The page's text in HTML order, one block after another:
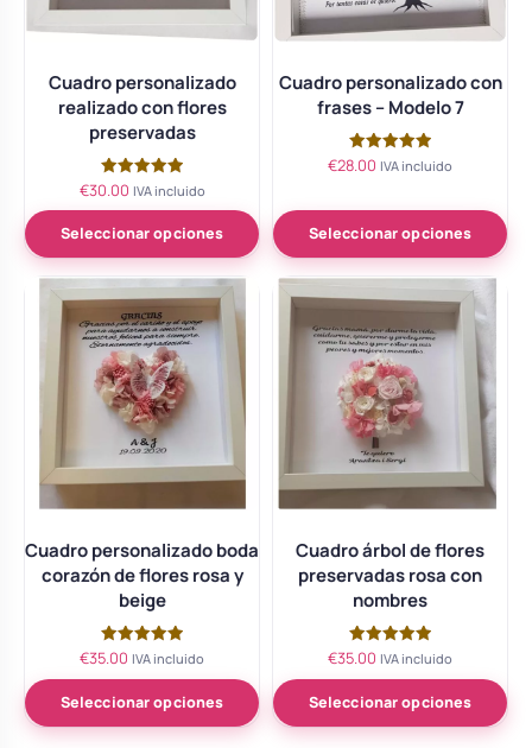
Cuadro personalizado
realizado con flores
preservadas
Valorado
de 5
€30.00 IVA incluido
Seleccionar opciones
Cuadro personalizado con
frases – Modelo 7
Valorado
€28.00 IVA incluido
Seleccionar opciones
Cuadro personalizado boda
corazón de flores rosa y
beige
Valorado
5.00
de 5
€35.00 IVA incluido
Seleccionar opciones
Cuadro árbol de flores
preservadas rosa con
nombres
Valorado
5.00
de 5
€35.00 IVA incluido
Seleccionar opciones